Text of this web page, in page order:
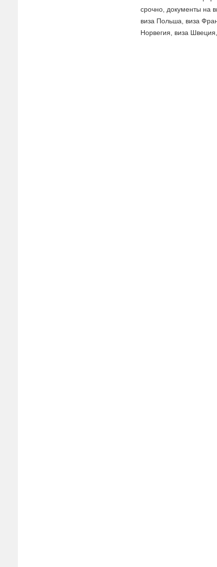
срочно, документы на
виза Польша, виза
Норвегия, виза